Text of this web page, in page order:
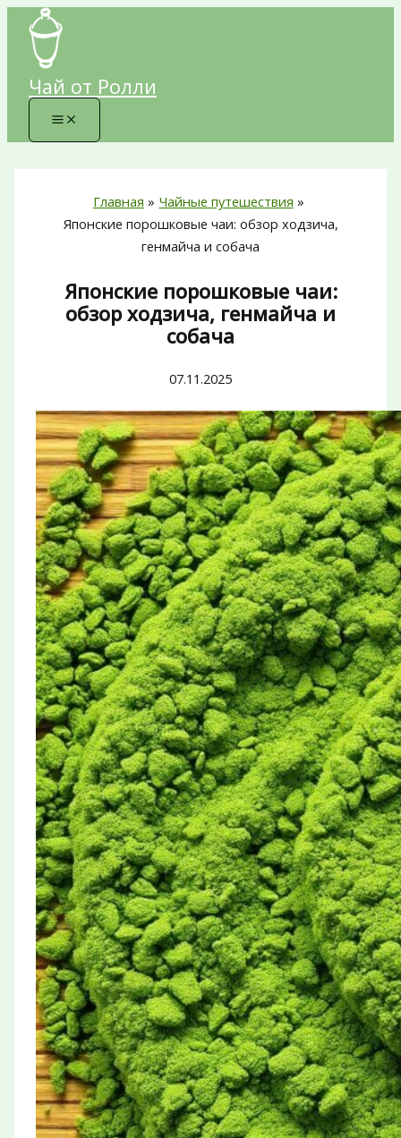
Перейти
содержимому
Чай от Ролли
Главная
Чайные путешествия
Японские порошковые чаи: обзор ходзича,
генмайча и собача
Японские порошковые чаи:
обзор ходзича, генмайча и
собача
07.11.2025